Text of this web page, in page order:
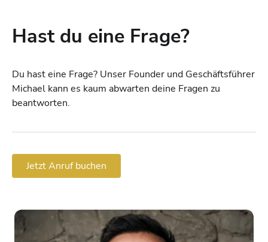
Hast du eine Frage?
Du hast eine Frage? Unser Founder und Geschäftsführer
Michael kann es kaum abwarten deine Fragen zu
beantworten.
Jetzt Anruf buchen